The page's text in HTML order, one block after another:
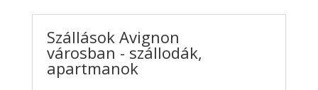
Szállások Avignon
városban - szállodák,
apartmanok